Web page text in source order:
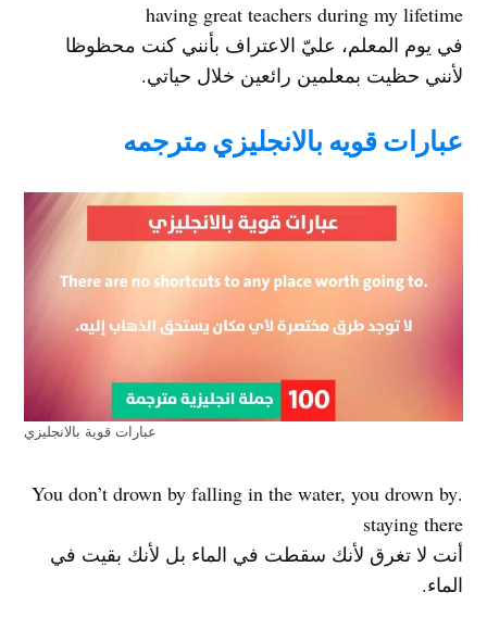
having great teachers during my lifetime
في يوم المعلم، عليّ الاعتراف بأنني كنت محظوظا
لأنني حظيت بمعلمين رائعين خلال حياتي.
عبارات قويه بالانجليزي مترجمه
عبارات قوية بالانجليزي
.You don’t drown by falling in the water, you drown by
staying there
أنت لا تغرق لأنك سقطت في الماء بل لأنك بقيت في
الماء.